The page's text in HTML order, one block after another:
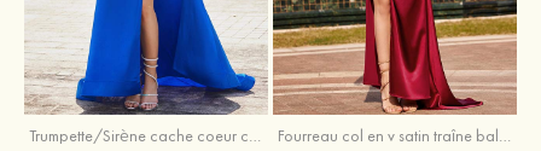
Trumpette/Sirène cache coeur charmeuse traîne balayage robe de bal Fourreau col en v satin traîne balayage robe de bal